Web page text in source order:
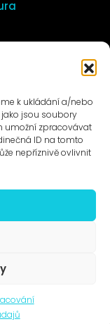
k ukládání a/nebo
jsou soubory
umožní zpracovávat
ID na tomto
nepříznivě ovlivnit